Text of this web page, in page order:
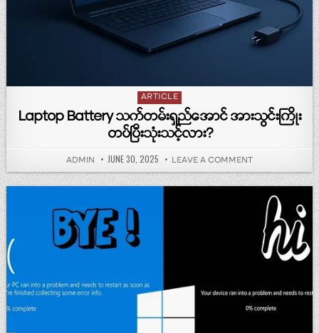
Posted in
ARTICLE
Laptop Battery သက်တမ်းရှည်အောင် အားသွင်းကြိုး
တပ်ပြီးသုံးသင့်လား?
AUTHOR:
ADMIN PUBLISHED DATE:
JUNE 30, 2025 LEAVE A COMMENTON LAPTOP